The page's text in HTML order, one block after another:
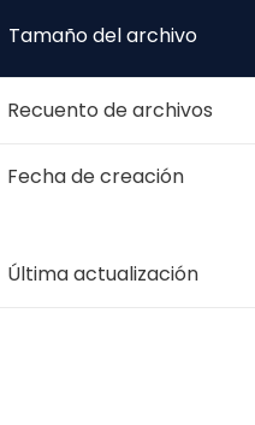
Tamaño del archivo
Recuento de archivos
Fecha de creación
Última actualización